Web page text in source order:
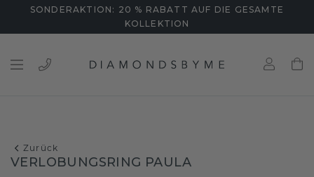
SONDERAKTION: 20 % RABATT AUF DIE GESAMTE
KOLLEKTION
Zurück
VERLOBUNGSRING PAULA